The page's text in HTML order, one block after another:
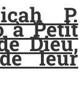
P.
à Petit
Dieu,
leur